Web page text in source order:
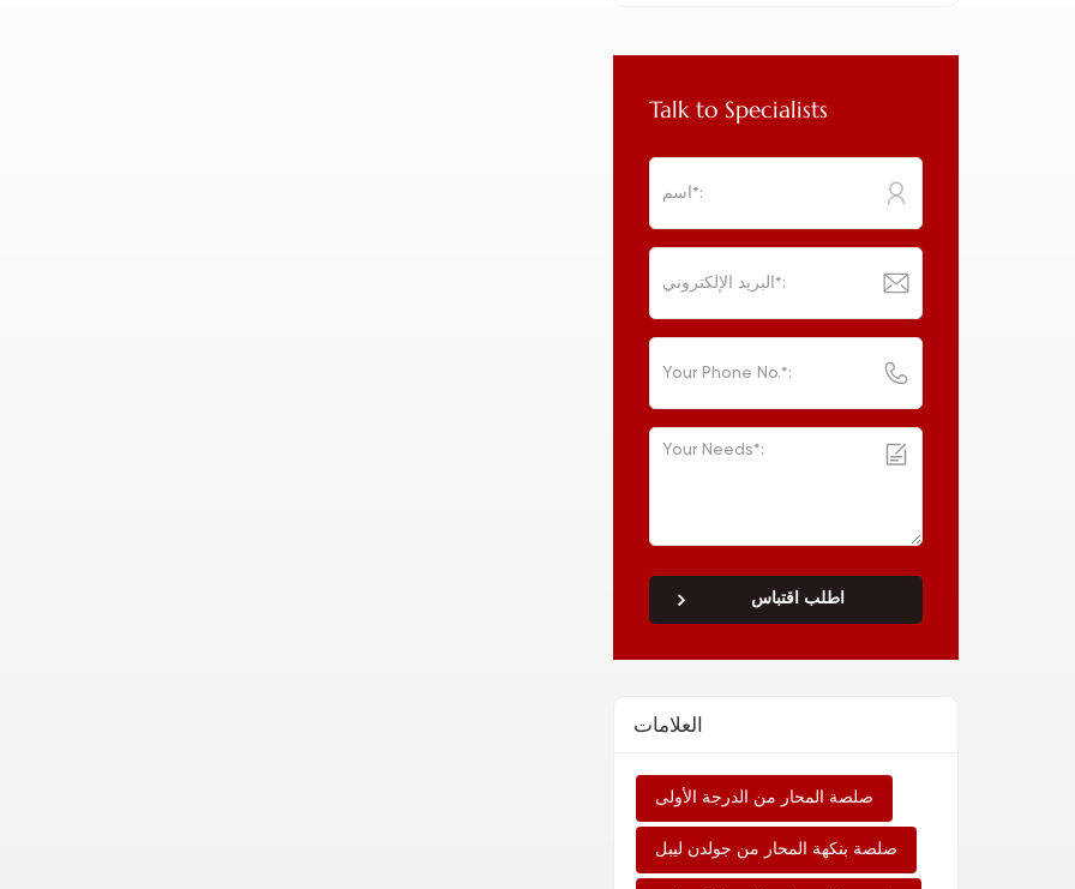
Talk to Specialists
اطلب اقتباس
العلامات
صلصة المحار من الدرجة الأولى
صلصة بنكهة المحار من جولدن ليبل